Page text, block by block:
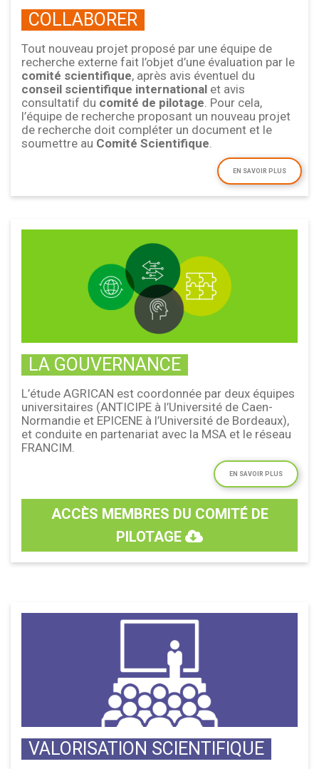
COLLABORER
Tout nouveau projet proposé par une équipe de
recherche externe fait l’objet d’une évaluation par le
comité scientifique, après avis éventuel du
conseil scientifique international et avis
consultatif du comité de pilotage . Pour cela,
l’équipe de recherche proposant un nouveau projet
de recherche doit compléter un document et le
soumettre au Comité Scientifique
EN SAVOIR PLUS
LA GOUVERNANCE
L’étude AGRICAN est coordonnée par deux équipes
universitaires (ANTICIPE à l’Université de Caen-
Normandie et EPICENE à l’Université de Bordeaux),
et conduite en partenariat avec la MSA et le réseau
FRANCIM.
EN SAVOIR PLUS
ACCÈS MEMBRES DU COMITÉ DE
PILOTAGE
VALORISATION SCIENTIFIQUE